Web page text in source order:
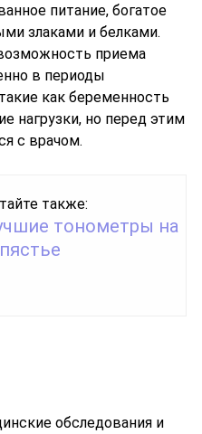
питание, богатое
злаками и белками.
приема
в периоды
как беременность
нагрузки, но перед этим
с врачом.
также:
тонометры на
обследования и